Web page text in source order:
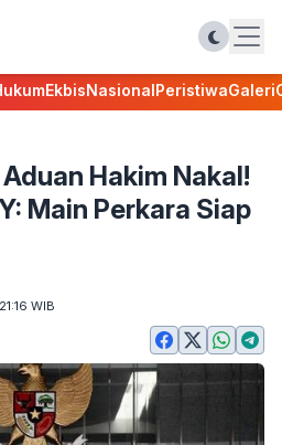
EkbisNasionalPeristiwaGaleri
Hakim Nakal!
Main Perkara Siap
WIB